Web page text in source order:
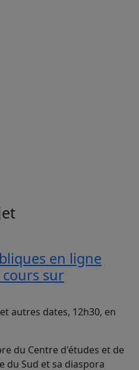
en ligne
cours sur
autres dates, 12h30, en
du Centre d'études et de
du Sud et sa diaspora